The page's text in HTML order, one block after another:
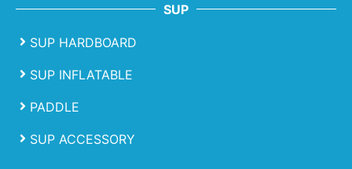
SUP
SUP HARDBOARD
SUP INFLATABLE
PADDLE
SUP ACCESSORY